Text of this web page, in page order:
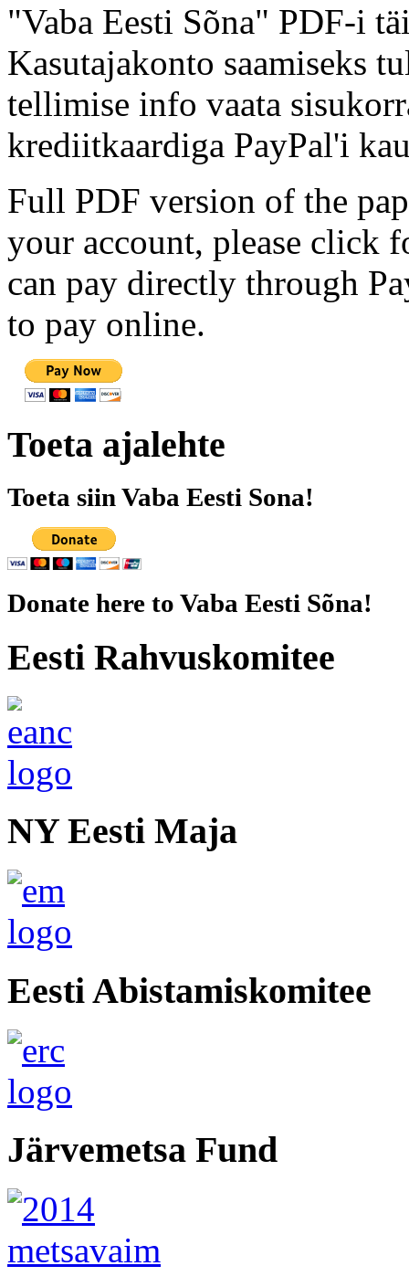
"Vaba Eesti Sõna" PDF-i
Kasutajakonto saamiseks
tellimise info vaata
krediitkaardiga PayPal'i
Full PDF version of the
your account, please click
can pay directly through
to pay online.
Toeta ajalehte
Toeta siin Vaba Eesti Sona!
Donate here to Vaba Eesti Sõna!
Eesti Rahvuskomitee
NY Eesti Maja
Eesti Abistamiskomitee
Järvemetsa Fund